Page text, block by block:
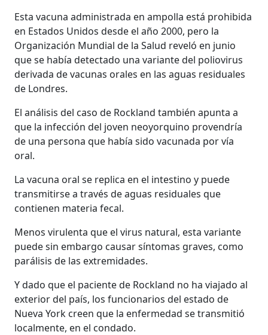
Esta vacuna administrada en ampolla está prohibida
en Estados Unidos desde el año 2000, pero la
Organización Mundial de la Salud reveló en junio
que se había detectado una variante del poliovirus
derivada de vacunas orales en las aguas residuales
de Londres.
El análisis del caso de Rockland también apunta a
que la infección del joven neoyorquino provendría
de una persona que había sido vacunada por vía
oral.
La vacuna oral se replica en el intestino y puede
transmitirse a través de aguas residuales que
contienen materia fecal.
Menos virulenta que el virus natural, esta variante
puede sin embargo causar síntomas graves, como
parálisis de las extremidades.
Y dado que el paciente de Rockland no ha viajado al
exterior del país, los funcionarios del estado de
Nueva York creen que la enfermedad se transmitió
localmente, en el condado.